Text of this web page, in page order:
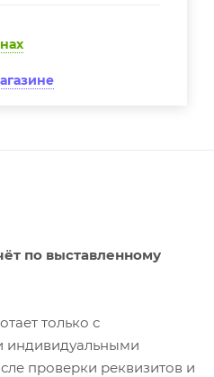
по выставленному
только с
индивидуальными
проверки реквизитов и